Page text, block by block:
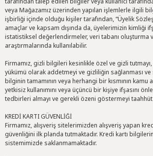
veya Mağazamız üzerinden yapılan işlemlerle ilgili
işbirliği içinde olduğu kişiler tarafından, “Üyelik
amaçlar ve kapsam dışında da, üyelerimizin kimliği
istatistiksel değerlendirmeler, veri tabanı oluşturma
araştırmalarında kullanılabilir.
Firmamız, gizli bilgileri kesinlikle özel ve gizli
yükümü olarak addetmeyi ve gizliliğin sağlanması
bilginin tamamının veya herhangi bir kısmının kamu
yetkisiz kullanımını veya üçüncü bir kişiye ifşasını
tedbirleri almayı ve gerekli özeni göstermeyi
KREDİ KARTI GÜVENLİĞİ
Firmamız, alışveriş sitelerimizden alışveriş yapan
güvenliğini ilk planda tutmaktadır. Kredi kartı
sistemimizde saklanmamaktadır.